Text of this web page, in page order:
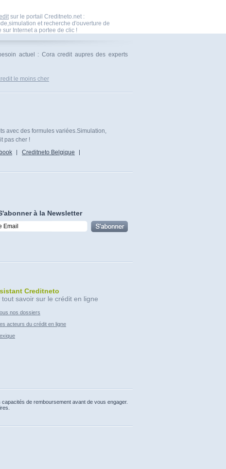
sur le portail Creditneto.net :
et recherche d'ouverture de
sur Internet a portee de clic !
actuel : Cora credit aupres des experts
le moins cher
avec des formules variées.Simulation,
pas cher !
Creditneto Belgique
à la Newsletter
Creditneto
tout savoir sur le crédit en ligne
nos dossiers
acteurs du crédit en ligne
de remboursement avant de vous engager.